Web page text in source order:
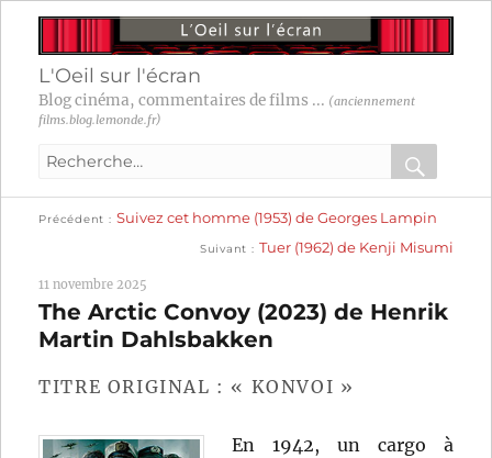
L'Oeil sur l'écran
Blog cinéma, commentaires de films ... (anciennement
films.blog.lemonde.fr)
Recherche
:
OK
Navigation
l’article
Précédent
précédente :
Suivez cet homme (1953) de Georges Lampin
Suivant
suivante :
Tuer (1962) de Kenji Misumi
11 novembre 2025
The Arctic Convoy (2023) de Henrik
Martin Dahlsbakken
TITRE ORIGINAL : « KONVOI »
En 1942, un cargo à